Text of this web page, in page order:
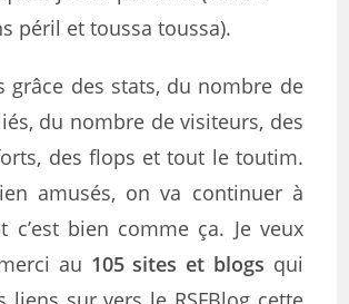
péril et toussa toussa).
grâce des stats, du nombre de
du nombre de visiteurs, des
des flops et tout le toutim.
amusés, on va continuer à
c’est bien comme ça. Je veux
au 105 sites et blogs qui